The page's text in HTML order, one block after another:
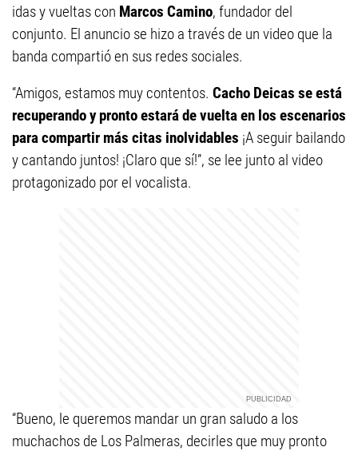
idas y vueltas con Marcos Camino, fundador del
conjunto. El anuncio se hizo a través de un video que la
banda compartió en sus redes sociales.
“Amigos, estamos muy contentos. Cacho Deicas se está
recuperando y pronto estará de vuelta en los escenarios
para compartir más citas inolvidables ¡A seguir bailando
y cantando juntos! ¡Claro que sí!”, se lee junto al video
protagonizado por el vocalista.
“Bueno, le queremos mandar un gran saludo a los
muchachos de Los Palmeras, decirles que muy pronto